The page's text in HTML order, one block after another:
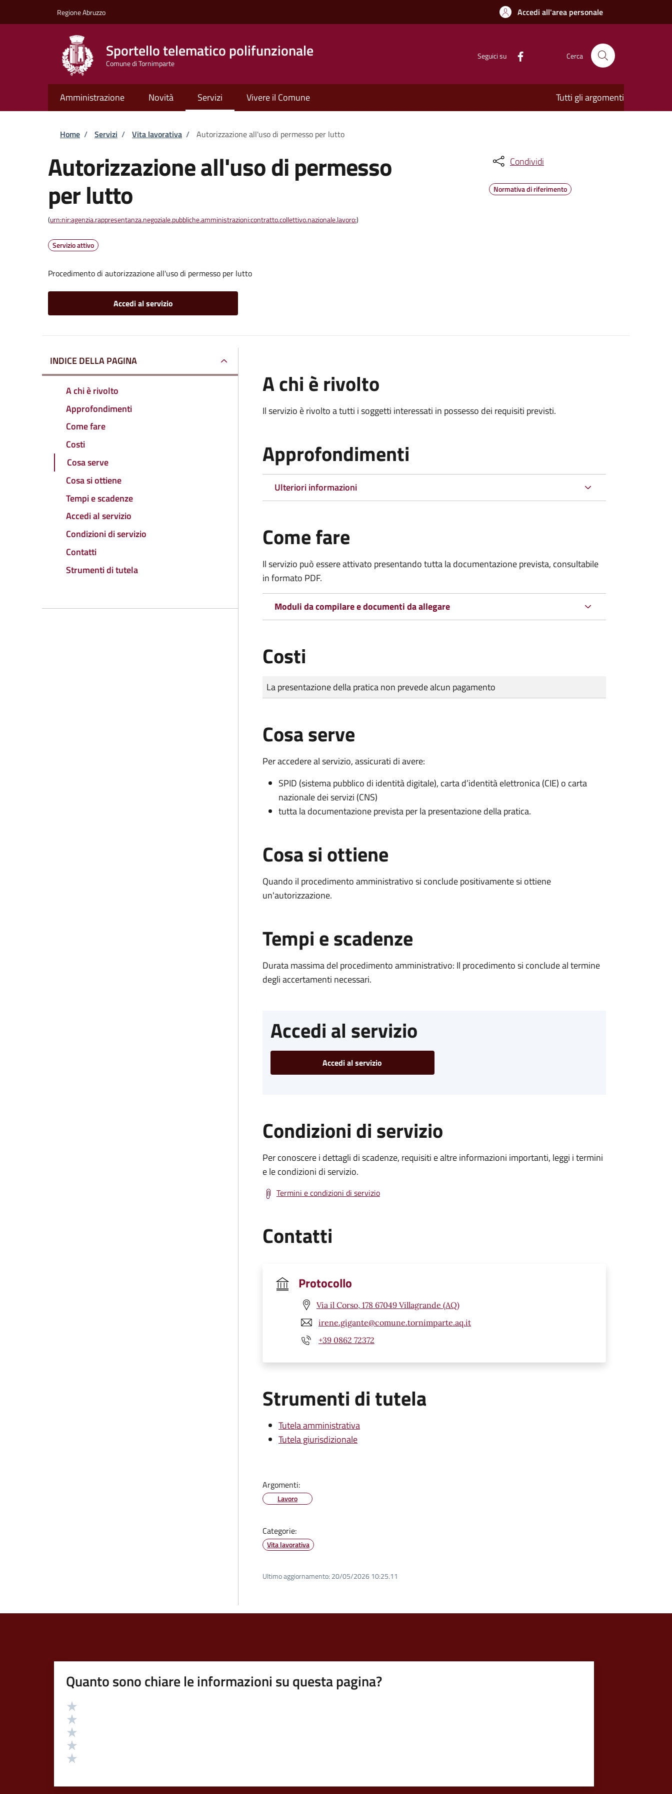
Regione Abruzzo Accedi all'area personale
Sportello telematico polifunzionale
Comune di Tornimparte
Seguici su Cerca
Amministrazione Novità Servizi Vivere il Comune Tutti gli argomenti
Briciole di pane
Home / Servizi / Vita lavorativa / Autorizzazione all'uso di permesso per lutto
Autorizzazione all'uso di permesso
per lutto
(urn:nir:agenzia.rappresentanza.negoziale.pubbliche.amministrazioni:contratto.collettivo.nazionale.lavoro:)
Servizio attivo
Procedimento di autorizzazione all'uso di permesso per lutto
Accedi al servizio
Condividi
Normativa di riferimento
INDICE DELLA PAGINA
A chi è rivolto
Approfondimenti
Come fare
Costi
Cosa serve
Cosa si ottiene
Tempi e scadenze
Accedi al servizio
Condizioni di servizio
Contatti
Strumenti di tutela
A chi è rivolto
Il servizio è rivolto a tutti i soggetti interessati in possesso dei requisiti previsti.
Approfondimenti
Ulteriori informazioni
Come fare
Il servizio può essere attivato presentando tutta la documentazione prevista, consultabile
in formato PDF.
Moduli da compilare e documenti da allegare
Costi
Tipo di pagamento
Importo
La presentazione della pratica non prevede alcun pagamento
Cosa serve
Per accedere al servizio, assicurati di avere:
SPID (sistema pubblico di identità digitale), carta d’identità elettronica (CIE) o carta
nazionale dei servizi (CNS)
tutta la documentazione prevista per la presentazione della pratica.
Cosa si ottiene
Quando il procedimento amministrativo si conclude positivamente si ottiene
un'autorizzazione.
Tempi e scadenze
Durata massima del procedimento amministrativo: Il procedimento si conclude al termine
degli accertamenti necessari.
Accedi al servizio
Accedi al servizio
Condizioni di servizio
Per conoscere i dettagli di scadenze, requisiti e altre informazioni importanti, leggi i termini
e le condizioni di servizio.
Termini e condizioni di servizio
Contatti
Protocollo
Via il Corso, 178 67049 Villagrande (AQ)
irene.gigante@comune.tornimparte.aq.it
+39 0862 72372
Strumenti di tutela
Tutela amministrativa
Tutela giurisdizionale
Argomenti:
Lavoro
Categorie:
Vita lavorativa
Ultimo aggiornamento: 20/05/2026 10:25.11
Quanto sono chiare le informazioni su questa pagina?
Valutazione